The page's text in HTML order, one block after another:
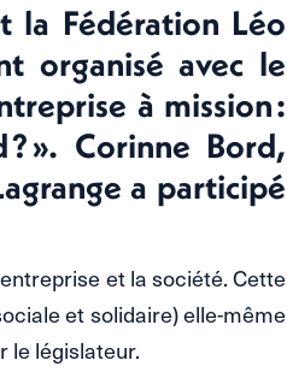
la Fédération Léo
organisé avec le
à mission :
». Corinne Bord,
a participé
et la société. Cette
et solidaire) elle-même
le législateur.